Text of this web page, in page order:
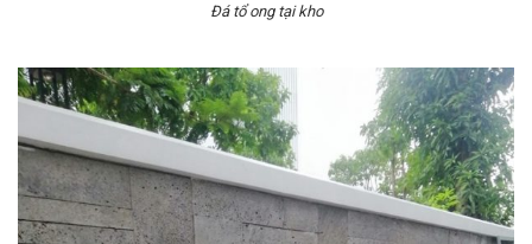
Đá tổ ong tại kho